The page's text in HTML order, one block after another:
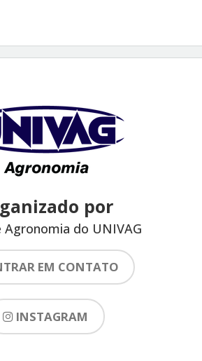
por
Agronomia do UNIVAG
EM CONTATO
INSTAGRAM